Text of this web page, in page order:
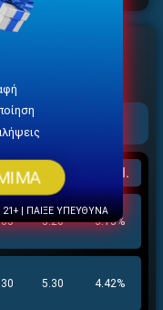
Φόρεστ
ΓΚΑΝ.
5.20 3.13%
5.30 4.42%
21+ | ΠΑΙΞΕ ΥΠΕΥΘΥΝΑ